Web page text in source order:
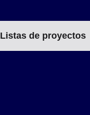
Listas de proyectos